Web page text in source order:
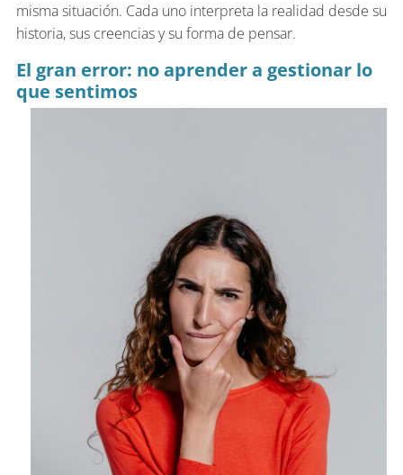
misma situación. Cada uno interpreta la realidad desde su
historia, sus creencias y su forma de pensar.
El gran error: no aprender a gestionar lo
que sentimos